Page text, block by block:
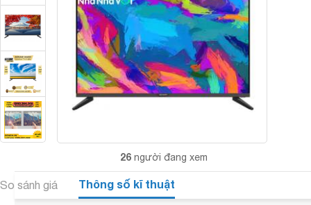
26 người đang xem
So sánh giá Thông số kĩ thuật